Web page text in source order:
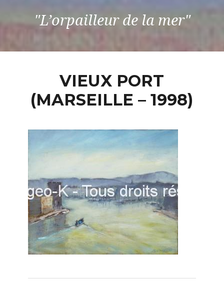
"L’orpailleur de la mer"
VIEUX PORT
(MARSEILLE – 1998)